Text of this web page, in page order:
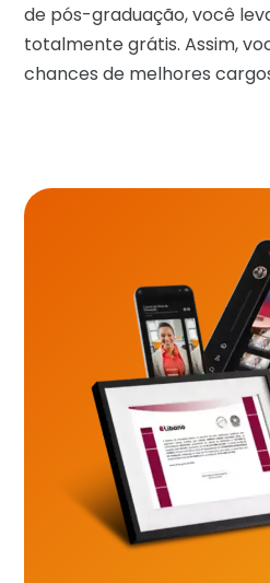
de pós-graduação, você
totalmente grátis. Assim,
chances de melhores